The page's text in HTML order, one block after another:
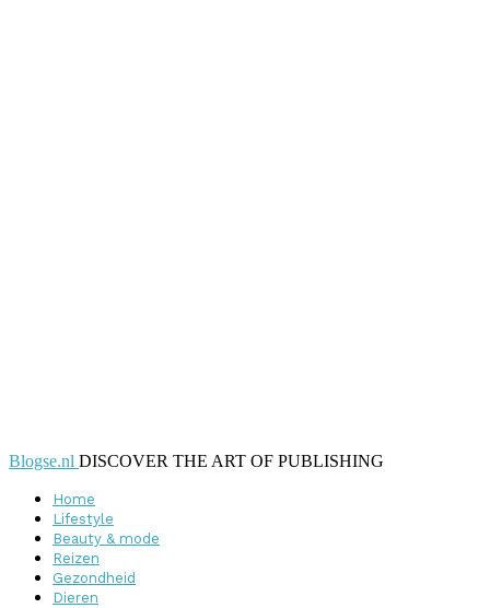
Blogse.nl DISCOVER THE ART OF PUBLISHING
Home
Lifestyle
Beauty & mode
Reizen
Gezondheid
Dieren